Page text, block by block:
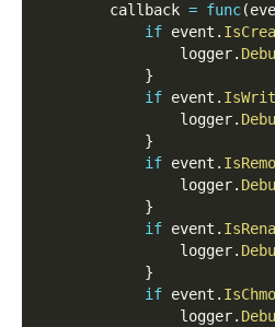
        callback
= func(
if event .
                logger
.
}
if event .
                logger
.
}
if event .
                logger
.
}
if event .
                logger
.
}
if event .
                logger
.